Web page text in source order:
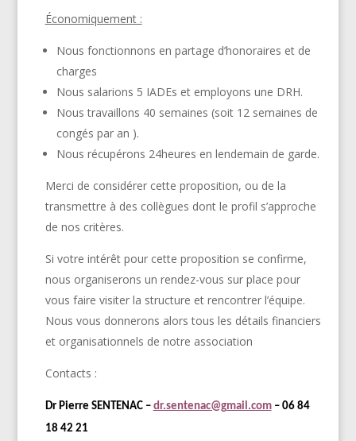
Économiquement :
Nous fonctionnons en partage d’honoraires et de
charges
Nous salarions 5 IADEs et employons une DRH.
Nous travaillons 40 semaines (soit 12 semaines de
congés par an ).
Nous récupérons 24heures en lendemain de garde.
Merci de considérer cette proposition, ou de la
transmettre à des collègues dont le profil s’approche
de nos critères.
Si votre intérêt pour cette proposition se confirme,
nous organiserons un rendez-vous sur place pour
vous faire visiter la structure et rencontrer l’équipe.
Nous vous donnerons alors tous les détails financiers
et organisationnels de notre association
Contacts :
Dr Pierre SENTENAC – dr.sentenac@gmail.com– 06 84
18 42 21